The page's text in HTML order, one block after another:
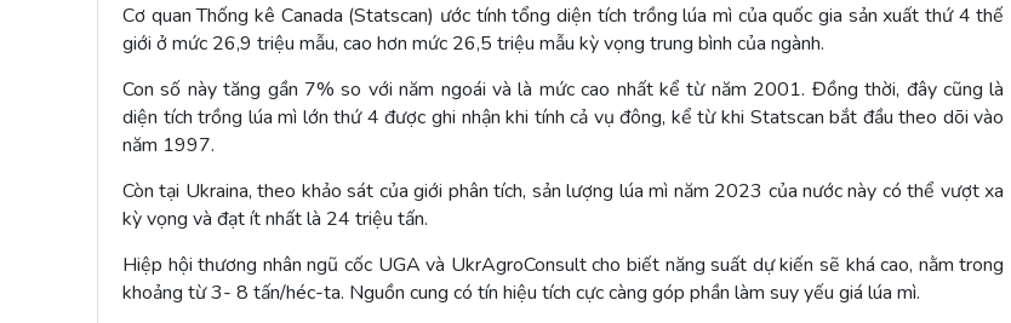
Cơ quan Thống kê Canada (Statscan) ước tính tổng diện tích trồng lúa mì của quốc gia sản xuất thứ 4 thế
giới ở mức 26,9 triệu mẫu, cao hơn mức 26,5 triệu mẫu kỳ vọng trung bình của ngành.
Con số này tăng gần 7% so với năm ngoái và là mức cao nhất kể từ năm 2001. Đồng thời, đây cũng là
diện tích trồng lúa mì lớn thứ 4 được ghi nhận khi tính cả vụ đông, kể từ khi Statscan bắt đầu theo dõi vào
năm 1997.
Còn tại Ukraina, theo khảo sát của giới phân tích, sản lượng lúa mì năm 2023 của nước này có thể vượt xa
kỳ vọng và đạt ít nhất là 24 triệu tấn.
Hiệp hội thương nhân ngũ cốc UGA và UkrAgroConsult cho biết năng suất dự kiến sẽ khá cao, nằm trong
khoảng từ 3- 8 tấn/héc-ta. Nguồn cung có tín hiệu tích cực càng góp phần làm suy yếu giá lúa mì.